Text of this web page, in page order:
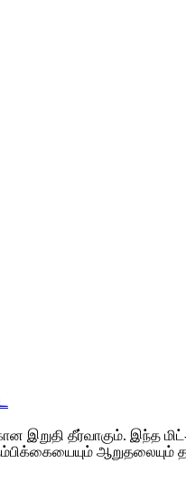
இறுதி தீர்வாகும். இந்த
ஆறுதலையும்